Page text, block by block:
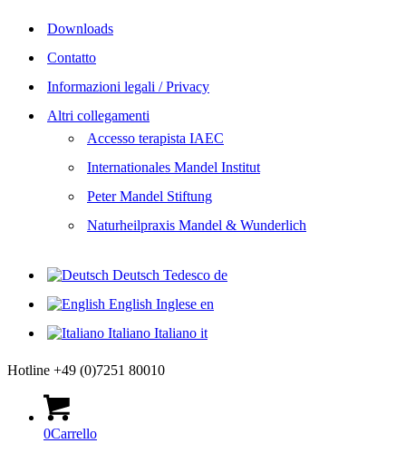
Downloads
Contatto
Informazioni legali / Privacy
Altri collegamenti
Accesso terapista IAEC
Internationales Mandel Institut
Peter Mandel Stiftung
Naturheilpraxis Mandel & Wunderlich
Deutsch Tedesco de
English Inglese en
Italiano Italiano it
Hotline +49 (0)7251 80010
0Carrello